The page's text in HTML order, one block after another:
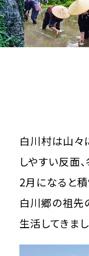
白川村は山々
しやすい反面
2月になると
白川郷の祖先
生活してきまし